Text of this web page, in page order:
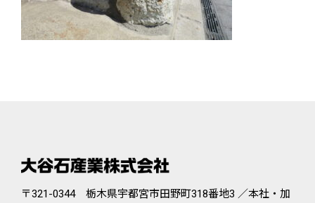
〒321-0344 栃木県宇都宮市田野町318番地3 ／本社・加